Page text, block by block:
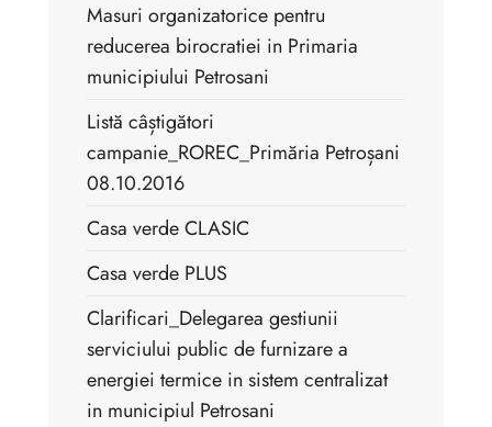
Masuri organizatorice pentru
reducerea birocratiei in Primaria
municipiului Petrosani
Listă câștigători
campanie_ROREC_Primăria Petroșani
08.10.2016
Casa verde CLASIC
Casa verde PLUS
Clarificari_Delegarea gestiunii
serviciului public de furnizare a
energiei termice in sistem centralizat
in municipiul Petrosani